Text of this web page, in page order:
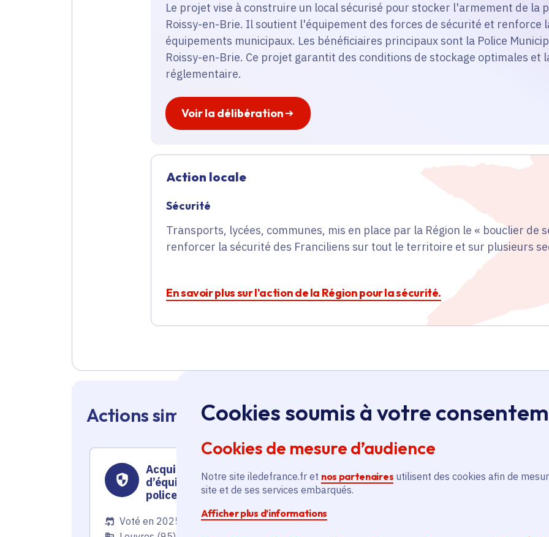
Cookies soumis à votre
Cookies de mesure d’audience
Notre site iledefrance.fr et nos partenaires utilisent des cookies afin de
site et de ses services embarqués.
Afficher plus d’informations
Le projet vise à construire un local sécurisé pour stocker l'armement de la
Roissy-en-Brie. Il soutient l'équipement des forces de sécurité et renforce
équipements municipaux. Les bénéficiaires principaux sont la Police
Roissy-en-Brie. Ce projet garantit des conditions de stockage optimales et
réglementaire.
Voir la délibération
Action locale
Sécurité
Transports, lycées, communes, mis en place par la Région le « bouclier de
renforcer la sécurité des Franciliens sur tout le territoire et sur plusieurs
En savoir plus sur l'action de la Région pour la sécurité.
Actions similaires en Île-de-France
Acquisition
d’équipements pour la
police municipale
Voté en 2025
Acquisition
d’équipements pour la